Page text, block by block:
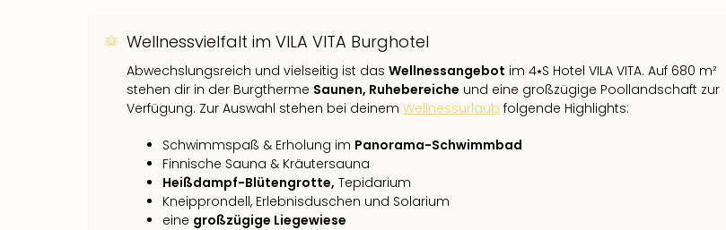
Wellnessvielfalt im VILA VITA Burghotel
Abwechslungsreich und vielseitig ist das Wellnessangebot im 4⭑S Hotel VILA VITA. Auf 680 m²
stehen dir in der Burgtherme Saunen, Ruhebereiche und eine großzügige Poollandschaft zur
Verfügung. Zur Auswahl stehen bei deinem Wellnessurlaub folgende Highlights:
Schwimmspaß & Erholung im Panorama-Schwimmbad
Finnische Sauna & Kräutersauna
Heißdampf-Blütengrotte, Tepidarium
Kneipprondell, Erlebnisduschen und Solarium
eine großzügige Liegewiese